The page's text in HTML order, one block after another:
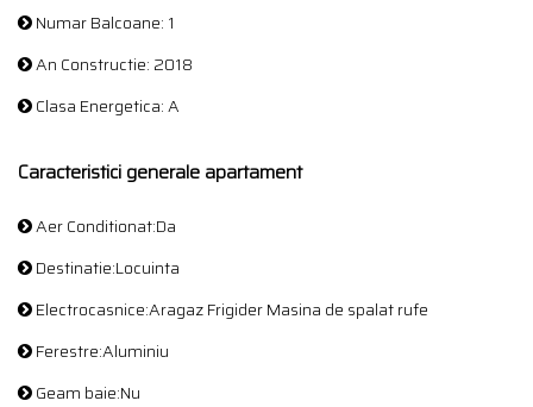
Numar Balcoane: 1
An Constructie: 2018
Clasa Energetica: A
Caracteristici generale apartament
Aer Conditionat:Da
Destinatie:Locuinta
Electrocasnice:Aragaz Frigider Masina de spalat rufe
Ferestre:Aluminiu
Geam baie:Nu